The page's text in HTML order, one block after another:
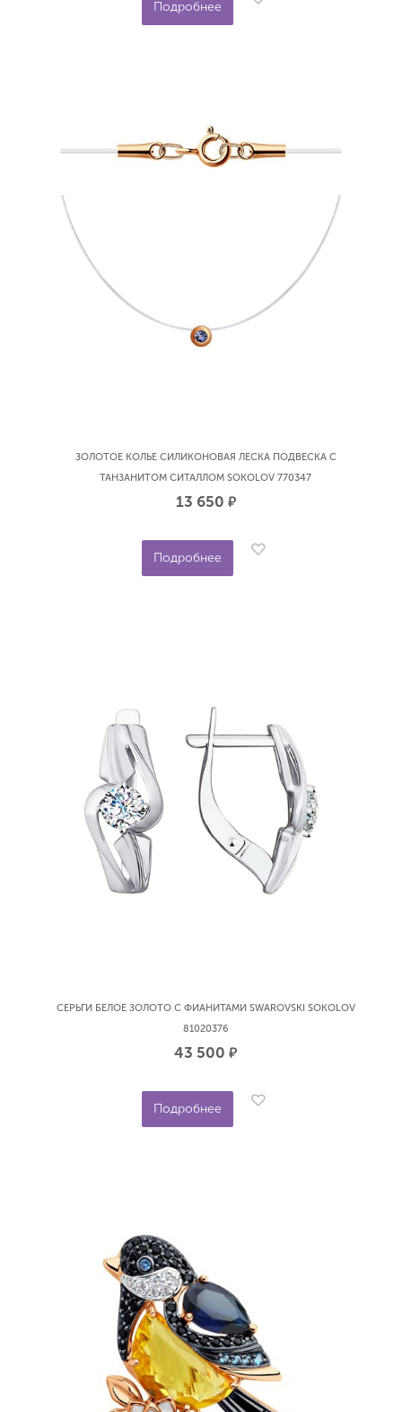
Подробнее
ЗОЛОТОЕ КОЛЬЕ СИЛИКОНОВАЯ ЛЕСКА ПОДВЕСКА С
ТАНЗАНИТОМ СИТАЛЛОМ SOKOLOV 770347
13 650 р.
Подробнее
СЕРЬГИ БЕЛОЕ ЗОЛОТО С ФИАНИТАМИ SWAROVSKI SOKOLOV
81020376
43 500 р.
Подробнее